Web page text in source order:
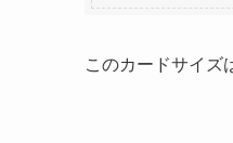
このカードサイズ